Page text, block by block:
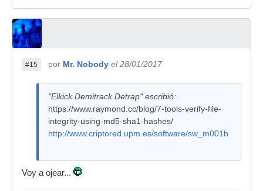
#15 por Mr. Nobody el 28/01/2017
"Elkick Demitrack Detrap" escribió:
https://www.raymond.cc/blog/7-tools-verify-file-
integrity-using-md5-sha1-hashes/
http://www.criptored.upm.es/software/sw_m001h
Voy a ojear...